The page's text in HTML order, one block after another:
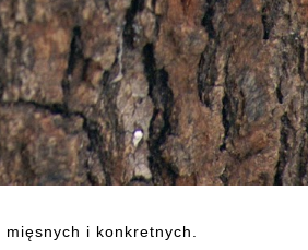
i konkretnych.